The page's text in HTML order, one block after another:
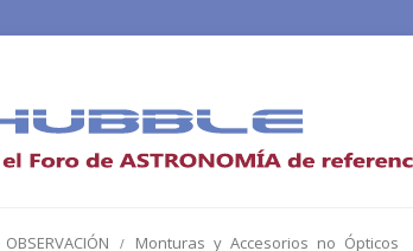
Monturas y Accesorios no Ópticos